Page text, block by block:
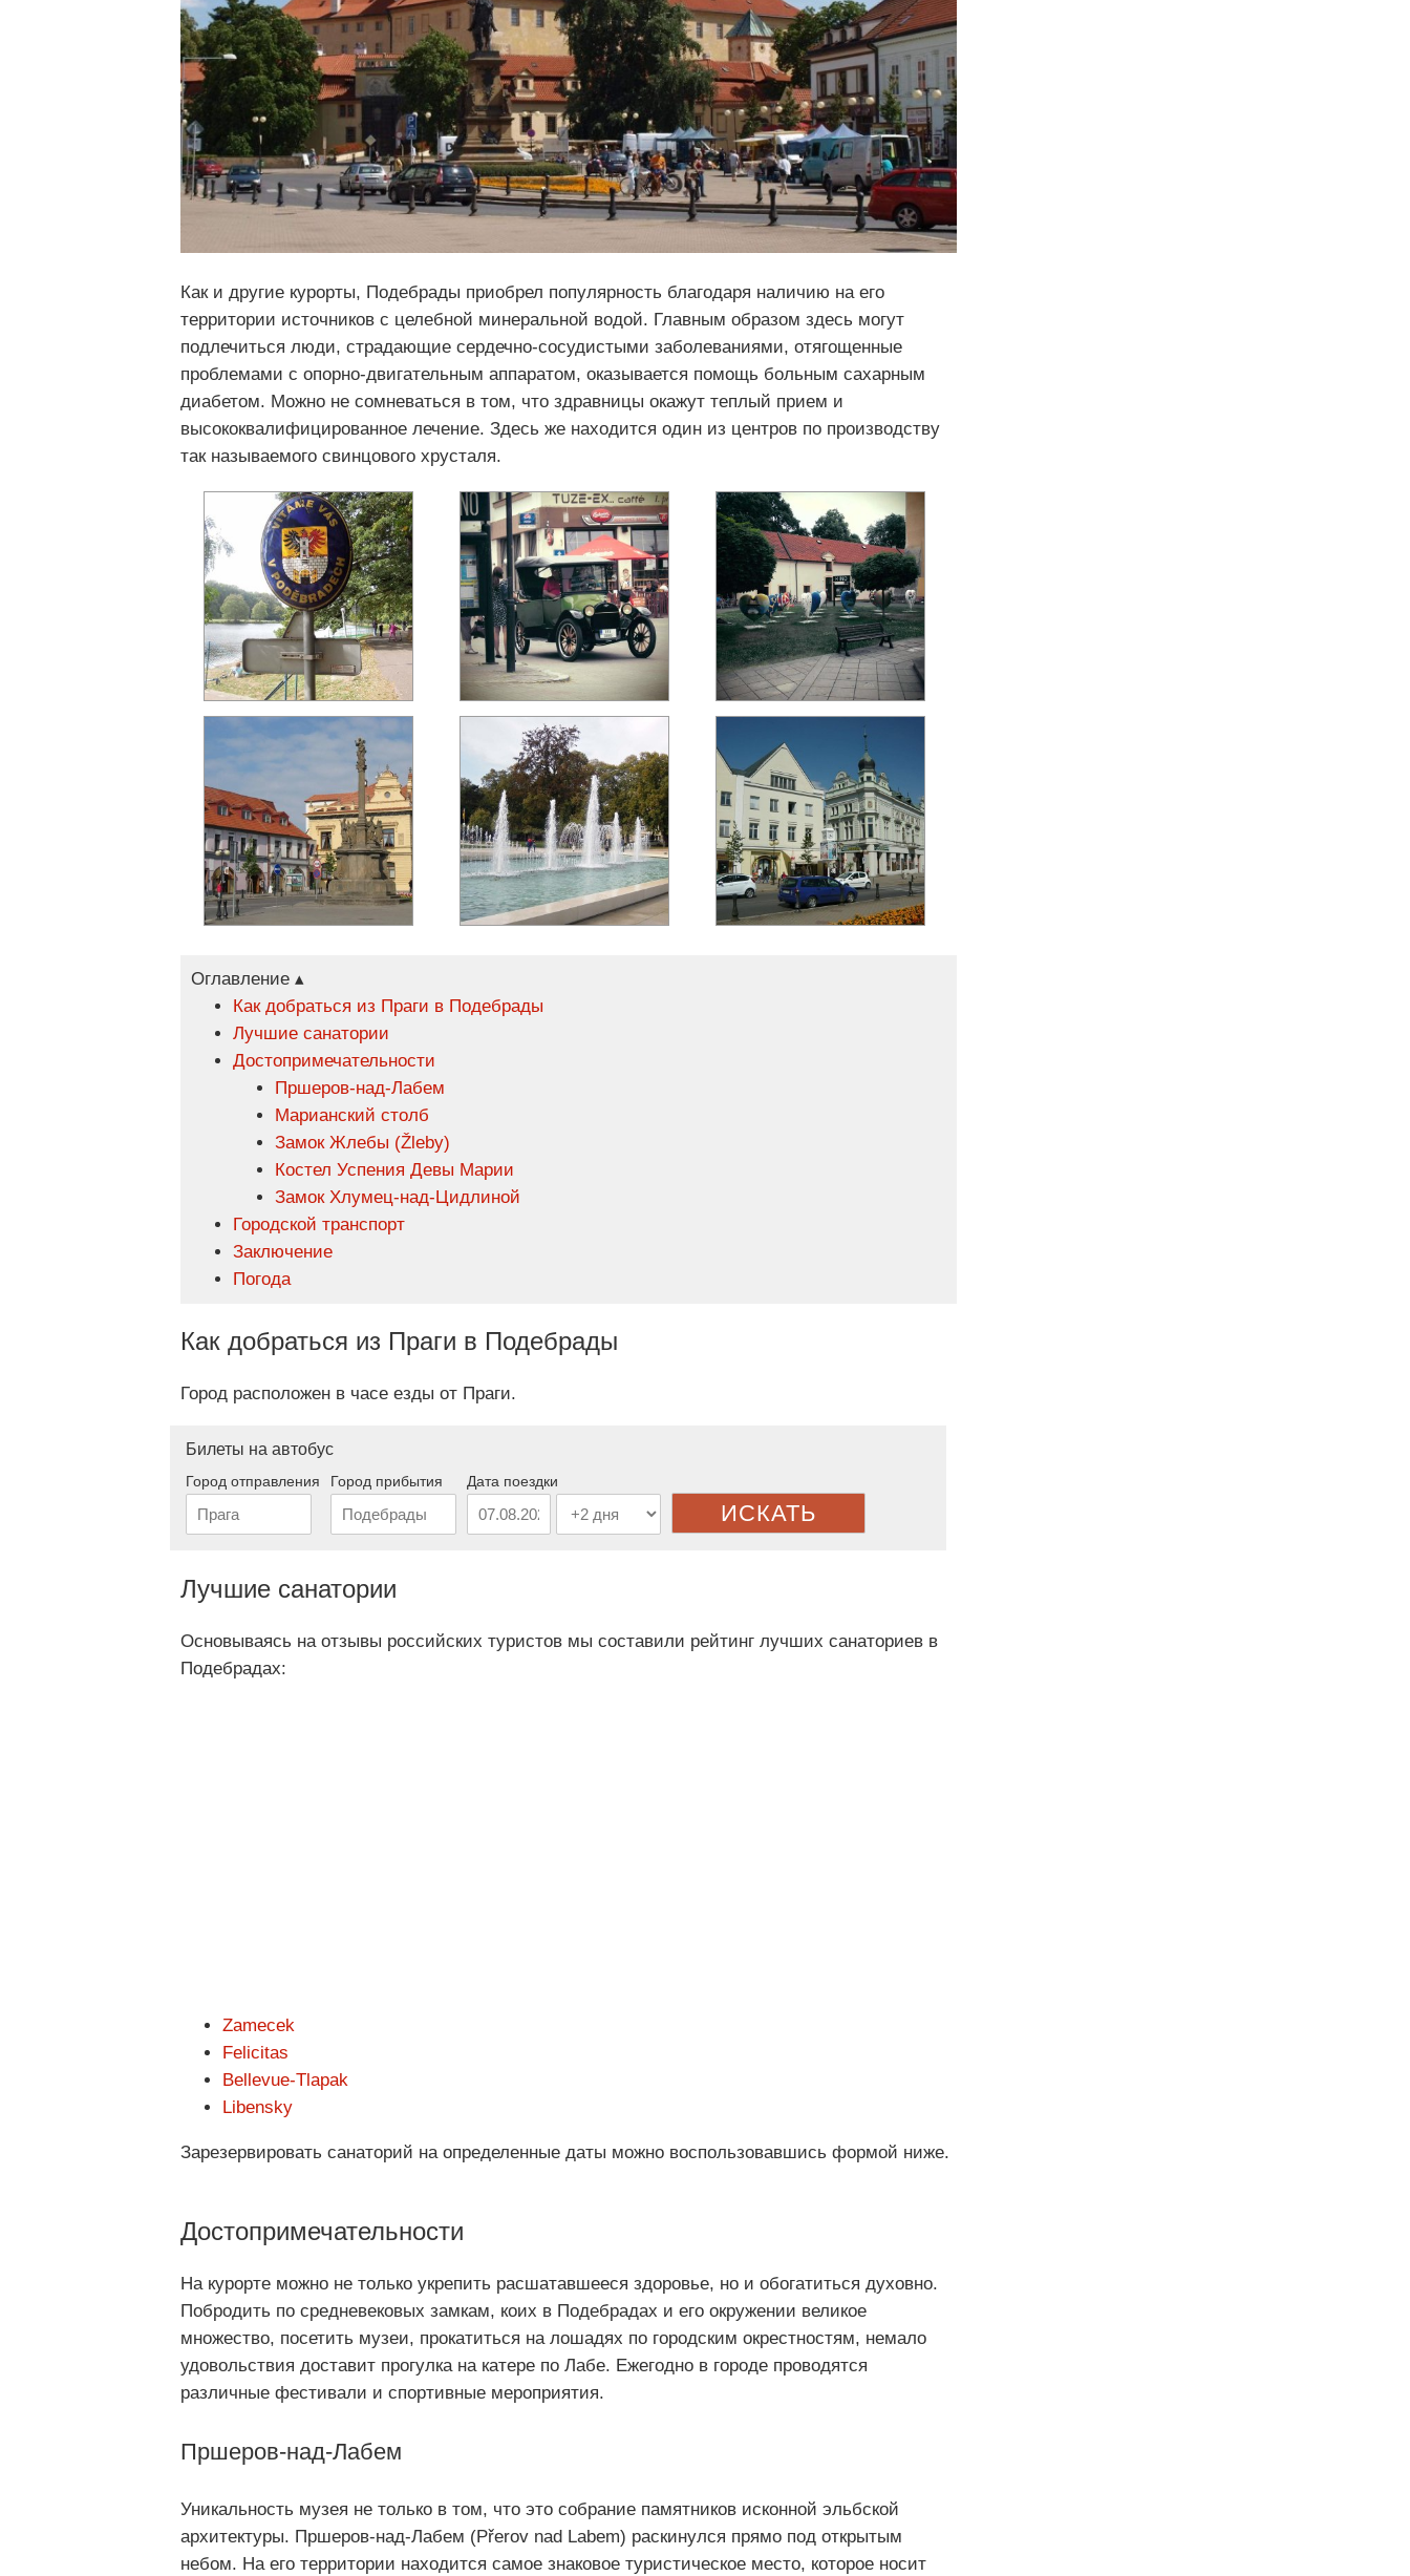
Как и другие курорты, Подебрады приобрел популярность благодаря наличию на его
территории источников с целебной минеральной водой. Главным образом здесь могут
подлечиться люди, страдающие сердечно-сосудистыми заболеваниями, отягощенные
проблемами с опорно-двигательным аппаратом, оказывается помощь больным сахарным
диабетом. Можно не сомневаться в том, что здравницы окажут теплый прием и
высококвалифицированное лечение. Здесь же находится один из центров по производству
так называемого свинцового хрусталя.
Оглавление ▴
Как добраться из Праги в Подебрады
Лучшие санатории
Достопримечательности
Пршеров-над-Лабем
Марианский столб
Замок Жлебы (Žleby)
Костел Успения Девы Марии
Замок Хлумец-над-Цидлиной
Городской транспорт
Заключение
Погода
Как добраться из Праги в Подебрады
Город расположен в часе езды от Праги.
Билеты на автобус
Город отправления Город прибытия Дата поездки
ИСКАТЬ
Лучшие санатории
Основываясь на отзывы российских туристов мы составили рейтинг лучших санаториев в
Подебрадах:
Zamecek
Felicitas
Bellevue-Tlapak
Libensky
Зарезервировать санаторий на определенные даты можно воспользовавшись формой ниже.
Достопримечательности
На курорте можно не только укрепить расшатавшееся здоровье, но и обогатиться духовно.
Побродить по средневековых замкам, коих в Подебрадах и его окружении великое
множество, посетить музеи, прокатиться на лошадях по городским окрестностям, немало
удовольствия доставит прогулка на катере по Лабе. Ежегодно в городе проводятся
различные фестивали и спортивные мероприятия.
Пршеров-над-Лабем
Уникальность музея не только в том, что это собрание памятников исконной эльбской
архитектуры. Пршеров-над-Лабем (Přerov nad Labem) раскинулся прямо под открытым
небом. На его территории находится самое знаковое туристическое место, которое носит